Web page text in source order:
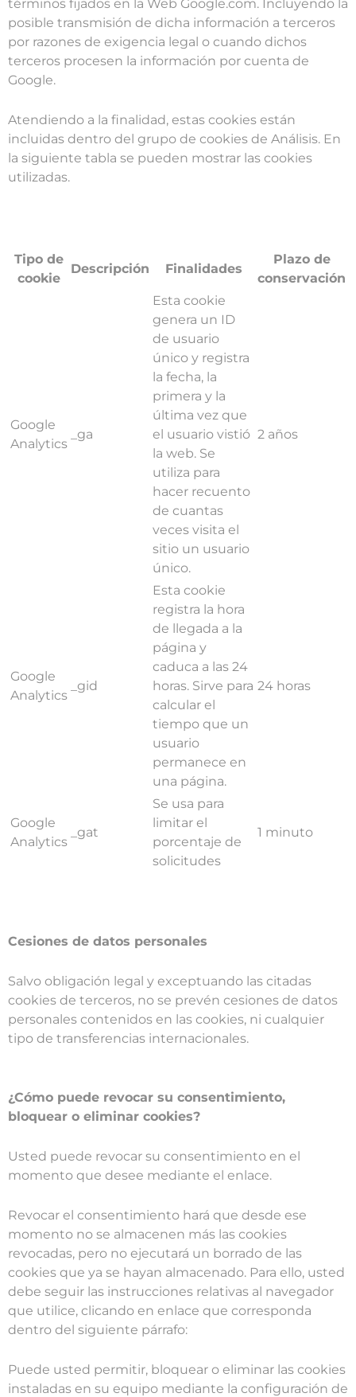
términos fijados en la Web Google.com. Incluyendo la
posible transmisión de dicha información a terceros
por razones de exigencia legal o cuando dichos
terceros procesen la información por cuenta de
Google.
Atendiendo a la finalidad, estas cookies están
incluidas dentro del grupo de cookies de Análisis. En
la siguiente tabla se pueden mostrar las cookies
utilizadas.
Tipo de
cookie
Descripción Finalidades
Plazo de
conservación
Google
Analytics
_ga
Esta cookie
genera un ID
de usuario
único y registra
la fecha, la
primera y la
última vez que
el usuario vistió
la web. Se
utiliza para
hacer recuento
de cuantas
veces visita el
sitio un usuario
único.
2 años
Google
Analytics
_gid
Esta cookie
registra la hora
de llegada a la
página y
caduca a las 24
horas. Sirve para
calcular el
tiempo que un
usuario
permanece en
una página.
24 horas
Google
Analytics
_gat
Se usa para
limitar el
porcentaje de
solicitudes
1 minuto
Cesiones de datos personales
Salvo obligación legal y exceptuando las citadas
cookies de terceros, no se prevén cesiones de datos
personales contenidos en las cookies, ni cualquier
tipo de transferencias internacionales.
¿Cómo puede revocar su consentimiento,
bloquear o eliminar cookies?
Usted puede revocar su consentimiento en el
momento que desee mediante el enlace.
Revocar el consentimiento hará que desde ese
momento no se almacenen más las cookies
revocadas, pero no ejecutará un borrado de las
cookies que ya se hayan almacenado. Para ello, usted
debe seguir las instrucciones relativas al navegador
que utilice, clicando en enlace que corresponda
dentro del siguiente párrafo:
Puede usted permitir, bloquear o eliminar las cookies
instaladas en su equipo mediante la configuración de